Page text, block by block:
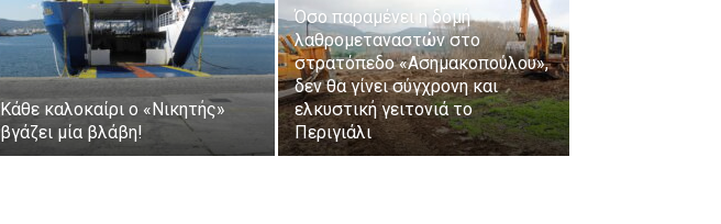
Κάθε καλοκαίρι ο «Νικητής»
βγάζει μία βλάβη!
Όσο παραμένει η δομή
λαθρομεταναστών στο
στρατόπεδο «Ασημακοπούλου»,
δεν θα γίνει σύγχρονη και
ελκυστική γειτονιά το
Περιγιάλι